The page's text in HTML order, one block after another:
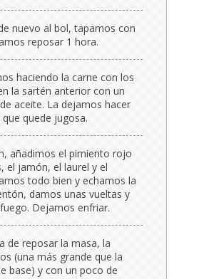
nuevo al bol, tapamos con
reposar 1 hora.
haciendo la carne con los
la sartén anterior con un
aceite. La dejamos hacer
quede jugosa.
añadimos el pimiento rojo
el jamón, el laurel y el
todo bien y echamos la
damos unas vueltas y
Dejamos enfriar.
de reposar la masa, la
(una más grande que la
base) y con un poco de